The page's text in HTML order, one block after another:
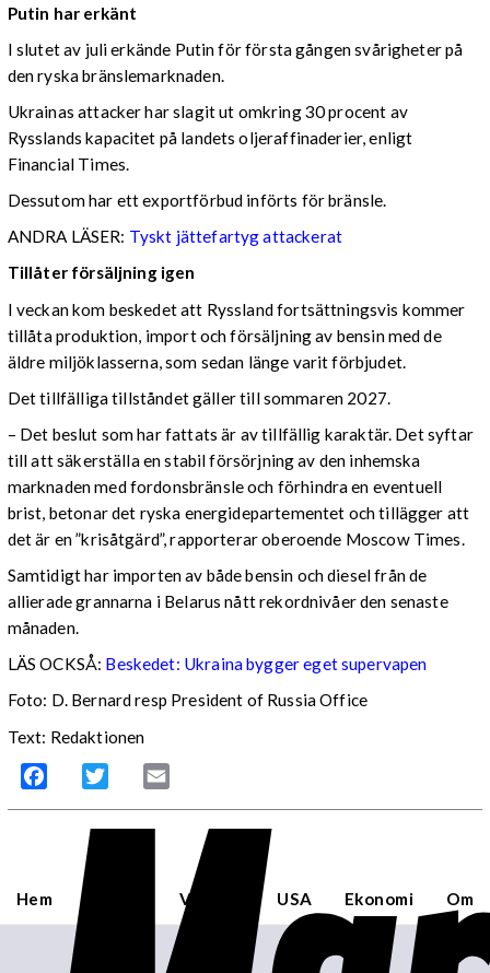
Putin har erkänt
I slutet av juli erkände Putin för första gången svårigheter på
den ryska bränslemarknaden.
Ukrainas attacker har slagit ut omkring 30 procent av
Rysslands kapacitet på landets oljeraffinaderier, enligt
Financial Times.
Dessutom har ett exportförbud införts för bränsle.
ANDRA LÄSER: Tyskt jättefartyg attackerat
Tillåter försäljning igen
I veckan kom beskedet att Ryssland fortsättningsvis kommer
tillåta produktion, import och försäljning av bensin med de
äldre miljöklasserna, som sedan länge varit förbjudet.
Det tillfälliga tillståndet gäller till sommaren 2027.
– Det beslut som har fattats är av tillfällig karaktär. Det syftar
till att säkerställa en stabil försörjning av den inhemska
marknaden med fordonsbränsle och förhindra en eventuell
brist, betonar det ryska energidepartementet och tillägger att
det är en ”krisåtgärd”, rapporterar oberoende Moscow Times.
Samtidigt har importen av både bensin och diesel från de
allierade grannarna i Belarus nått rekordnivåer den senaste
månaden.
LÄS OCKSÅ: Beskedet: Ukraina bygger eget supervapen
Foto: D. Bernard resp President of Russia Office
Text: Redaktionen
Facebook Twitter
Hem Världen USA Ekonomi Om